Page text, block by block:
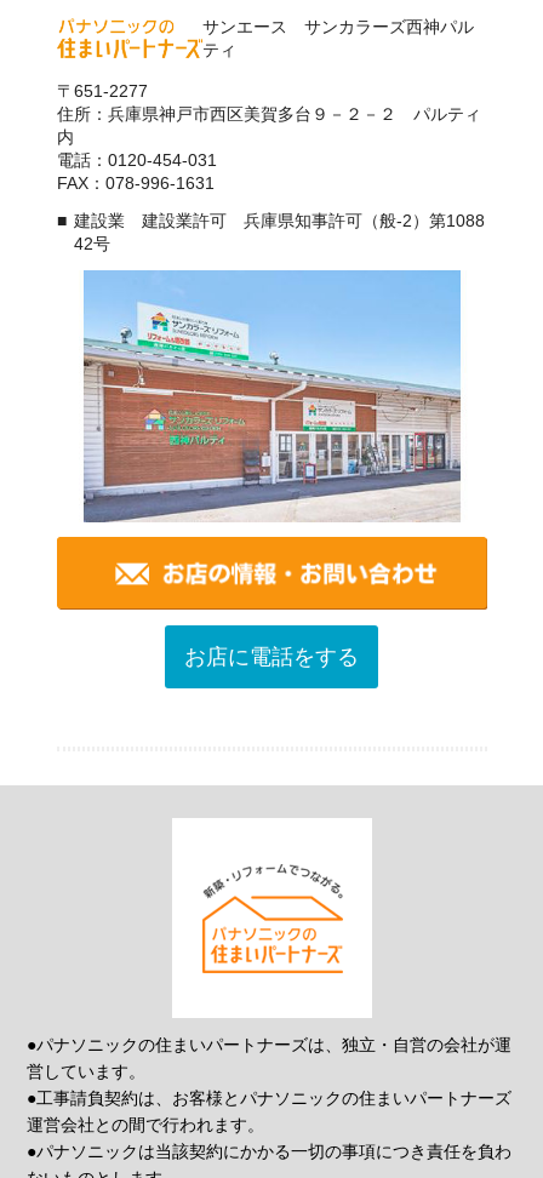
サンエース サンカラーズ西神パル
ティ
〒651-2277
住所：兵庫県神戸市西区美賀多台９－２－２ パルティ
内
電話：0120-454-031
FAX：078-996-1631
建設業 建設業許可 兵庫県知事許可（般-2）第1088
42号
お店に電話をする
●パナソニックの住まいパートナーズは、独立・自営の会社が運
営しています。
●工事請負契約は、お客様とパナソニックの住まいパートナーズ
運営会社との間で行われます。
●パナソニックは当該契約にかかる一切の事項につき責任を負わ